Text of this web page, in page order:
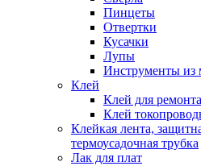
Пинцеты
Отвертки
Кусачки
Лупы
Инструменты из
Клей
Клей для
Клей
Клейкая лента,
термоусадочная трубка
Лак для плат